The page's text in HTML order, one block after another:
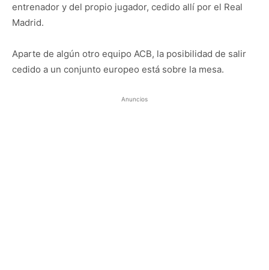
entrenador y del propio jugador, cedido allí por el Real
Madrid.
Aparte de algún otro equipo ACB, la posibilidad de salir
cedido a un conjunto europeo está sobre la mesa.
Anuncios